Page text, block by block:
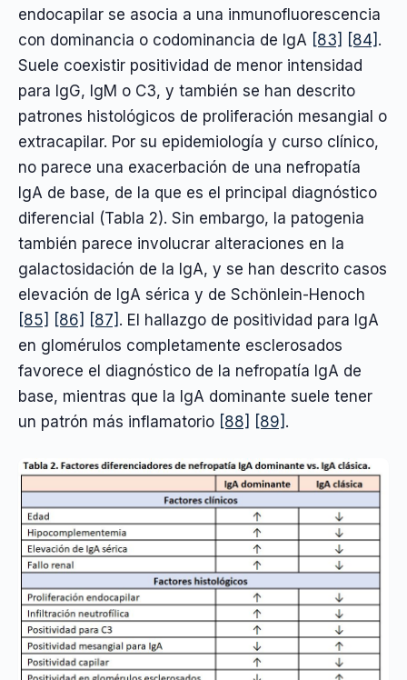
endocapilar se asocia a una inmunofluorescencia
con dominancia o codominancia de IgA [83] [84] .
Suele coexistir positividad de menor intensidad
para IgG, IgM o C3, y también se han descrito
patrones histológicos de proliferación mesangial o
extracapilar. Por su epidemiología y curso clínico,
no parece una exacerbación de una nefropatía
IgA de base, de la que es el principal diagnóstico
diferencial (Tabla 2). Sin embargo, la patogenia
también parece involucrar alteraciones en la
galactosidación de la IgA, y se han descrito casos
elevación de IgA sérica y de Schönlein-Henoch
[85] [86] [87] . El hallazgo de positividad para IgA
en glomérulos completamente esclerosados
favorece el diagnóstico de la nefropatía IgA de
base, mientras que la IgA dominante suele tener
un patrón más inflamatorio [88] [89] .